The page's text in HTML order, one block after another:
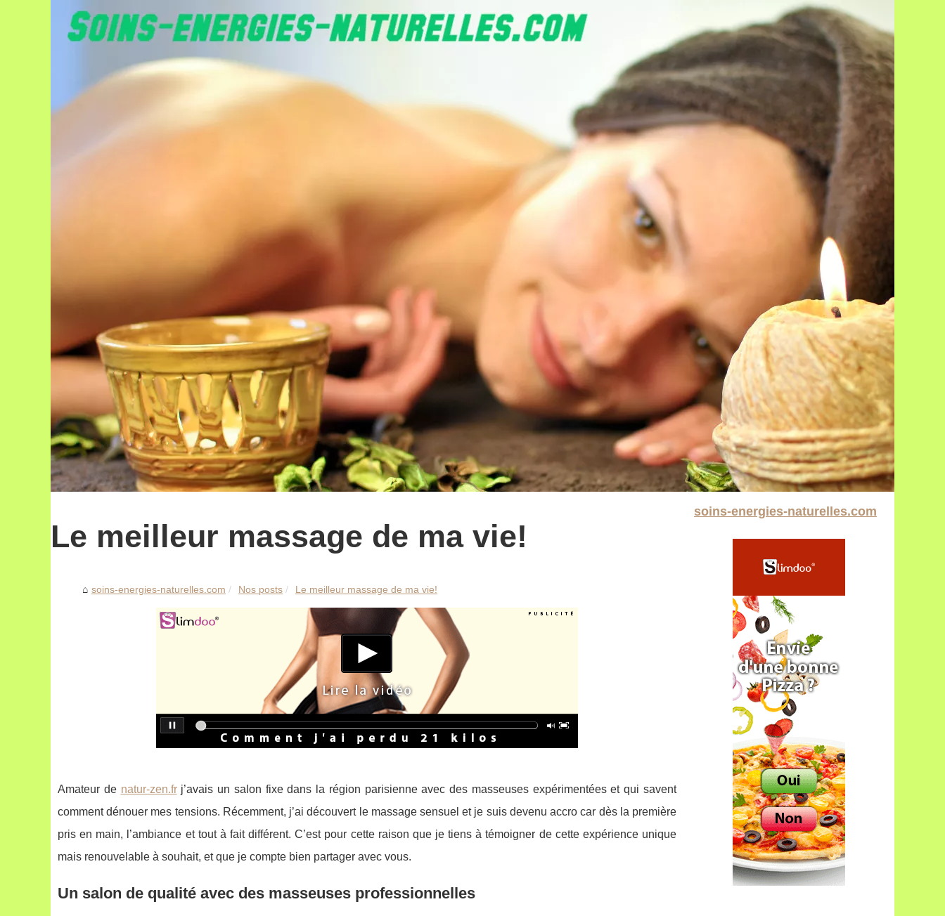
Le meilleur massage de ma vie!
soins-energies-naturelles.com Nos posts Le meilleur massage de ma vie!
Amateur de natur-zen.frj’avais un salon fixe dans la région parisienne avec des masseuses expérimentées et qui savent
comment dénouer mes tensions. Récemment, j’ai découvert le massage sensuel et je suis devenu accro car dès la première
pris en main, l’ambiance et tout à fait différent. C’est pour cette raison que je tiens à témoigner de cette expérience unique
mais renouvelable à souhait, et que je compte bien partager avec vous.
Un salon de qualité avec des masseuses professionnelles
soins-energies-naturelles.com